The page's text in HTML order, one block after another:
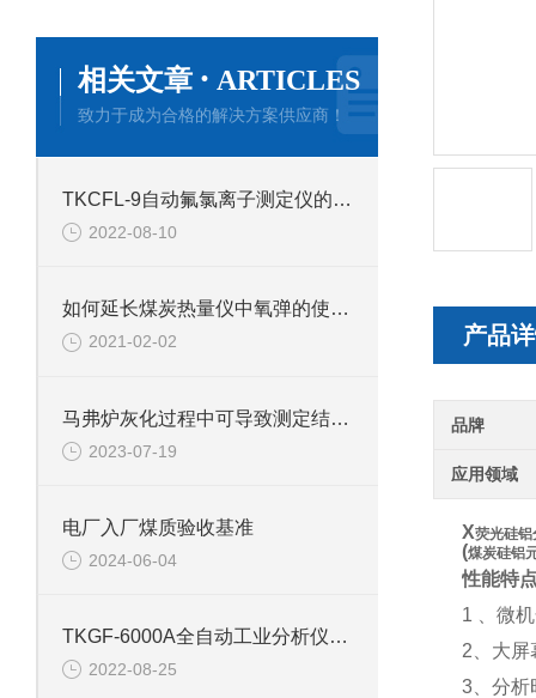
产品
品牌
应用领域
X荧光硅铝
(煤炭硅铝
性能特
1
、微
2 、大
3 、分
相关文章 · ARTICLES
致力于成为合格的解决方案供应商！
TKCFL-9自动氟氯离子测定仪的技术参数
2022-08-10
如何延长煤炭热量仪中氧弹的使用寿命？
2021-02-02
马弗炉灰化过程中可导致测定结果偏高的可能原因
2023-07-19
电厂入厂煤质验收基准
2024-06-04
TKGF-6000A全自动工业分析仪的技术参数
2022-08-25